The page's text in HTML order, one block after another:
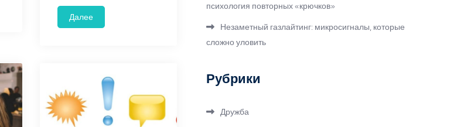
Далее
психология повторных «крючков»
Незаметный газлайтинг: микросигналы, которые
сложно уловить
Рубрики
Дружба